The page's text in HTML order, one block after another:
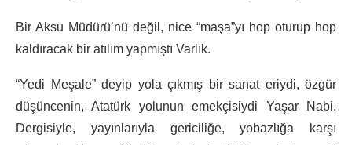
Bir Aksu Müdürü’nü değil, nice “maşa”yı hop oturup hop
kaldıracak bir atılım yapmıştı Varlık.
“Yedi Meşale” deyip yola çıkmış bir sanat eriydi, özgür
düşüncenin, Atatürk yolunun emekçisiydi Yaşar Nabi.
Dergisiyle, yayınlarıyla gericiliğe, yobazlığa karşı